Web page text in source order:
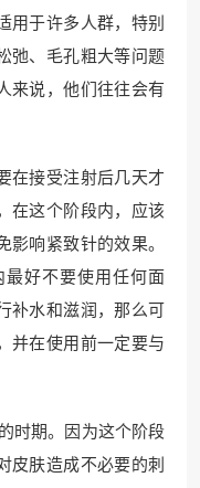
用于许多人群，特别
弛、毛孔粗大等问题
来说，他们往往会有
在接受注射后几天才
在这个阶段内，应该
影响紧致针的效果。
好不要使用任何面
补水和滋润，那么可
并在使用前一定要与
时期。因为这个阶段
皮肤造成不必要的刺